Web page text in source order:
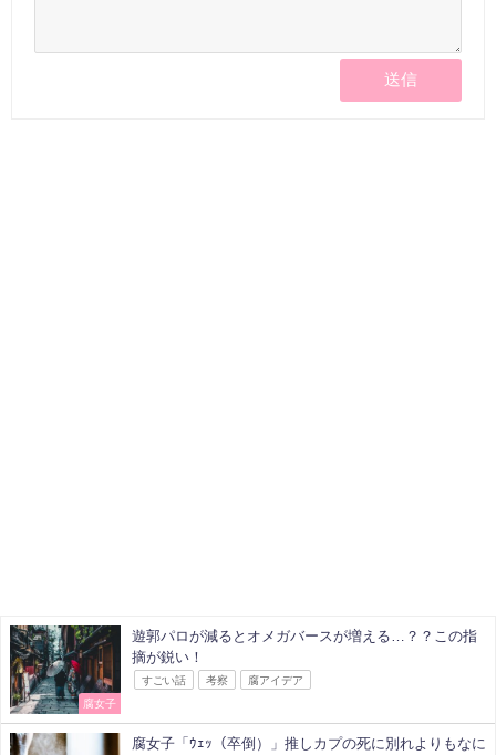
腐女子
遊郭パロが減るとオメガバースが増える…？？この指
摘が鋭い！
すごい話 考察 腐アイデア
腐女子「ｳｪｯ（卒倒）」推しカプの死に別れよりもなに